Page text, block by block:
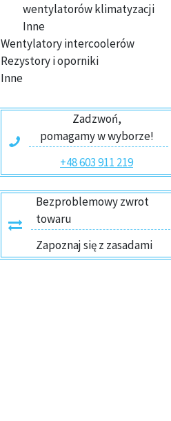
wentylatorów klimatyzacji
Inne
Wentylatory intercoolerów
Rezystory i oporniki
Inne
Zadzwoń,
pomagamy w wyborze!
+48 603 911 219
Bezproblemowy zwrot
towaru
Zapoznaj się z zasadami